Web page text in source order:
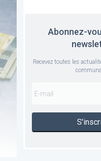
Abonnez-
Recevez toutes les